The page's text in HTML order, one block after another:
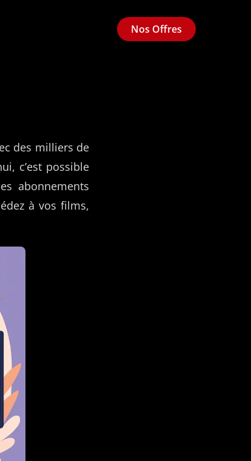
Nos Offres
des milliers de
c’est possible
abonnements
à vos films,